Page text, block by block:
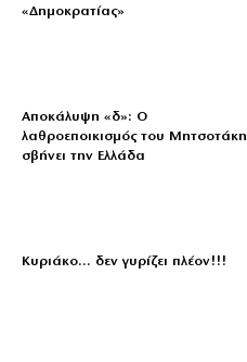
«Δημοκρατίας»
Αποκάλυψη «δ»: Ο
λαθροεποικισμός του Μητσοτάκη
σβήνει την Ελλάδα
Κυριάκο… δεν γυρίζει πλέον!!!